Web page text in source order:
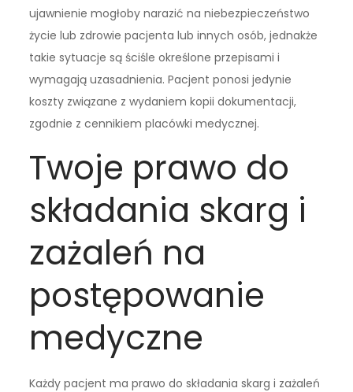
ujawnienie mogłoby narazić na niebezpieczeństwo
życie lub zdrowie pacjenta lub innych osób, jednakże
takie sytuacje są ściśle określone przepisami i
wymagają uzasadnienia. Pacjent ponosi jedynie
koszty związane z wydaniem kopii dokumentacji,
zgodnie z cennikiem placówki medycznej.
Twoje prawo do
składania skarg i
zażaleń na
postępowanie
medyczne
Każdy pacjent ma prawo do składania skarg i zażaleń